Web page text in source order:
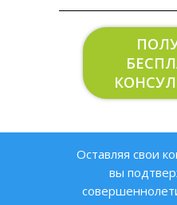
КЛИЕНТ:
Остекление
2 окна и один
Оставляя свои
вы